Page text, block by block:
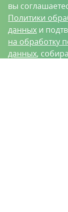
вы
Политики
данных и
на обработку
данных,